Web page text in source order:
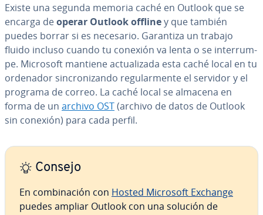
Existe una segunda memoria caché en Outlook que se
encarga deoperar Outlook offliney que también
puedes borrar si es necesario. Garantiza un trabajo
fluido incluso cuando tu conexión va lenta o se in­te­rru­m­
pe. Microsoft mantiene ac­tua­li­za­da esta caché local en tu
ordenador si­n­cro­ni­za­n­do re­gu­la­r­me­n­te el servidor y el
programa de correo. La caché local se almacena en
forma de un archivo OST(archivo de datos de Outlook
sin conexión) para cada perfil.
Consejo
En co­m­bi­na­ción con Hosted Microsoft Exchange
puedes ampliar Outlook con una solución de